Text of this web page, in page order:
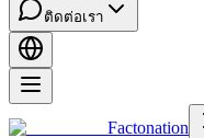
ติดต่อเรา
Factonation